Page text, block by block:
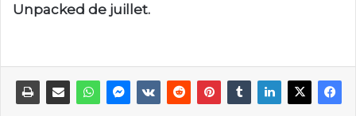
Unpacked de juillet.